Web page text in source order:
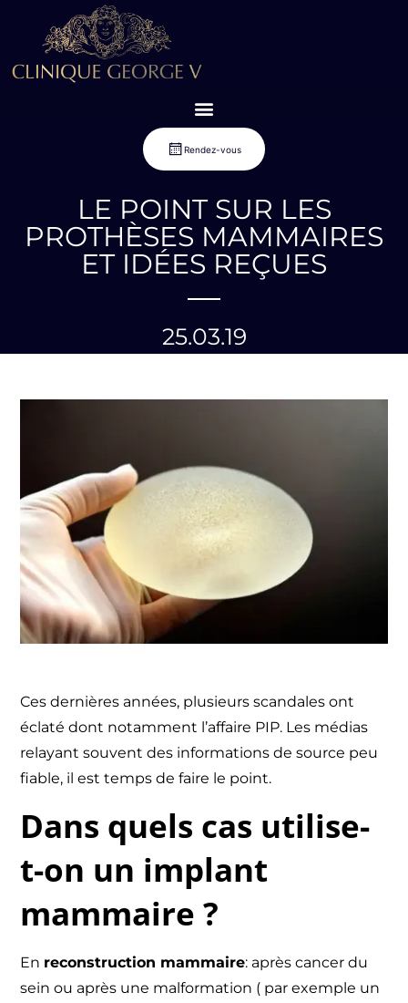
Rendez-vous
LE POINT SUR LES
PROTHÈSES MAMMAIRES
ET IDÉES REÇUES
25.03.19
Ces dernières années, plusieurs scandales ont
éclaté dont notamment l’affaire PIP. Les médias
relayant souvent des informations de source peu
fiable, il est temps de faire le point.
Dans quels cas utilise-
t-on un implant
mammaire ?
En reconstruction mammaire: après cancer du
sein ou après une malformation ( par exemple un